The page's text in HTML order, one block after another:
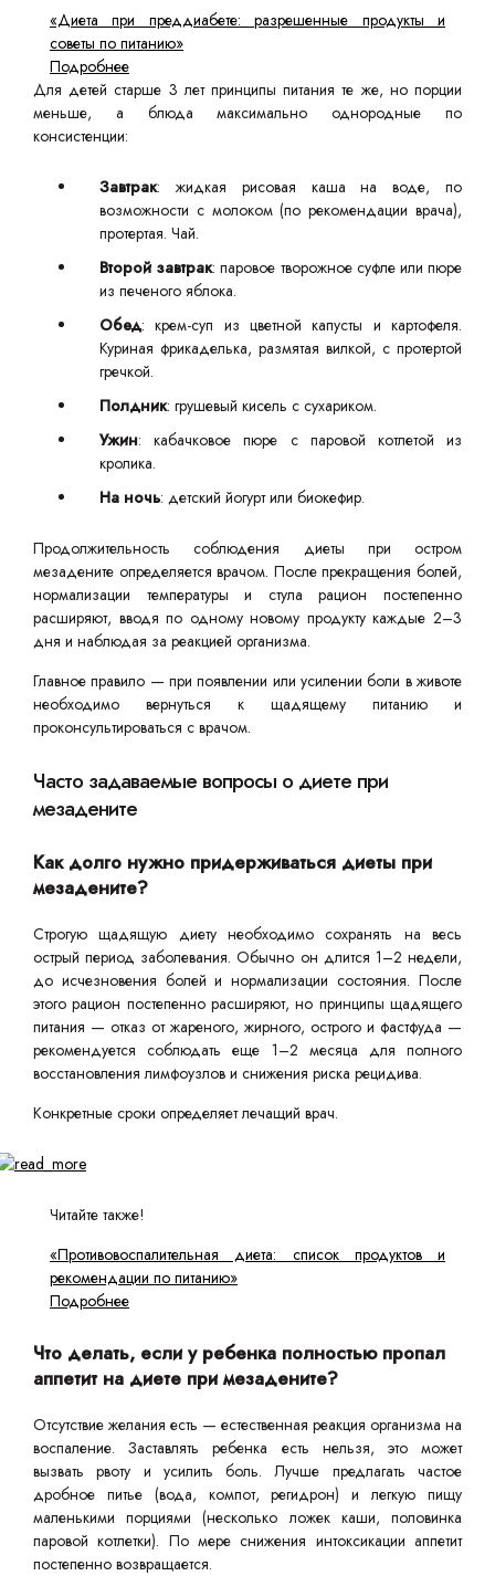
«Диета при преддиабете: разрешенные продукты и
советы по питанию»
Подробнее
Для детей старше 3 лет принципы питания те же, но порции
меньше, а блюда максимально однородные по
консистенции:
Завтрак: жидкая рисовая каша на воде, по
возможности с молоком (по рекомендации врача),
протертая. Чай.
Второй завтрак: паровое творожное суфле или пюре
из печеного яблока.
Обед: крем-суп из цветной капусты и картофеля.
Куриная фрикаделька, размятая вилкой, с протертой
гречкой.
Полдник: грушевый кисель с сухариком.
Ужин: кабачковое пюре с паровой котлетой из
кролика.
На ночь: детский йогурт или биокефир.
Продолжительность соблюдения диеты при остром
мезадените определяется врачом. После прекращения болей,
нормализации температуры и стула рацион постепенно
расширяют, вводя по одному новому продукту каждые 2–3
дня и наблюдая за реакцией организма.
Главное правило — при появлении или усилении боли в животе
необходимо вернуться к щадящему питанию и
проконсультироваться с врачом.
Часто задаваемые вопросы о диете при
мезадените
Как долго нужно придерживаться диеты при
мезадените?
Строгую щадящую диету необходимо сохранять на весь
острый период заболевания. Обычно он длится 1–2 недели,
до исчезновения болей и нормализации состояния. После
этого рацион постепенно расширяют, но принципы щадящего
питания — отказ от жареного, жирного, острого и фастфуда —
рекомендуется соблюдать еще 1–2 месяца для полного
восстановления лимфоузлов и снижения риска рецидива.
Конкретные сроки определяет лечащий врач.
Читайте также!
«Противовоспалительная диета: список продуктов и
рекомендации по питанию»
Подробнее
Что делать, если у ребенка полностью пропал
аппетит на диете при мезадените?
Отсутствие желания есть — естественная реакция организма на
воспаление. Заставлять ребенка есть нельзя, это может
вызвать рвоту и усилить боль. Лучше предлагать частое
дробное питье (вода, компот, регидрон) и легкую пищу
маленькими порциями (несколько ложек каши, половинка
паровой котлетки). По мере снижения интоксикации аппетит
постепенно возвращается.